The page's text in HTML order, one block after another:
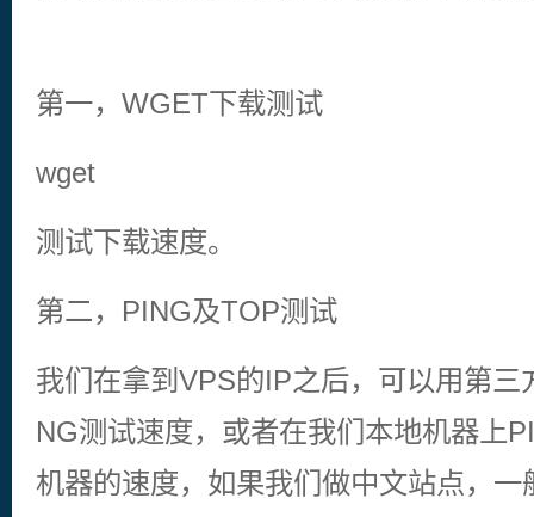
第一，WGET下载测试
wget
测试下载速度。
第二，PING及TOP测试
我们在拿到VPS的IP之后，可以用第三
NG测试速度，或者在我们本地机器上
机器的速度，如果我们做中文站点，一